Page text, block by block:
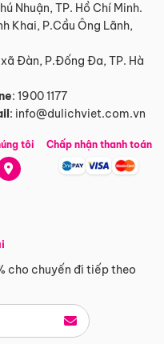
Nhuận, TP. Hồ Chí Minh.
Khai, P.Cầu Ông Lãnh,
Đàn, P.Đống Đa, TP. Hà
: 1900 1177
: info@dulichviet.com.vn
cho chuyến đi tiếp theo
tôi Chấp nhận thanh toán